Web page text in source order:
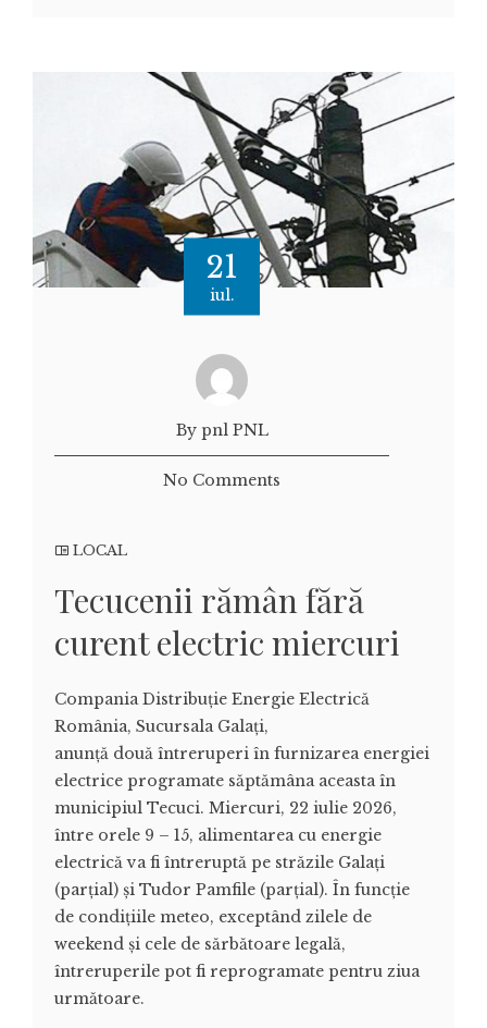
21
iul.
By pnl PNL
No Comments
LOCAL
Tecucenii rămân fără
curent electric miercuri
Compania Distribuție Energie Electrică
România, Sucursala Galați,
anunță două întreruperi în furnizarea energiei
electrice programate săptămâna aceasta în
municipiul Tecuci. Miercuri, 22 iulie 2026,
între orele 9 – 15, alimentarea cu energie
electrică va fi întreruptă pe străzile Galați
(parțial) și Tudor Pamfile (parțial). În funcție
de condițiile meteo, exceptând zilele de
weekend și cele de sărbătoare legală,
întreruperile pot fi reprogramate pentru ziua
următoare.